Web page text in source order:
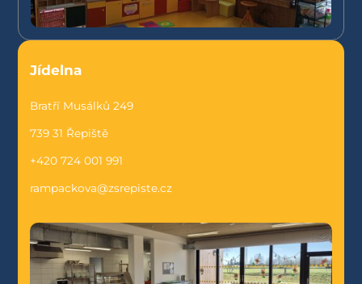
Jídelna
Bratří Musálků 249
739 31 Řepiště
+420 724 001 991
rampackova@zsrepiste.cz